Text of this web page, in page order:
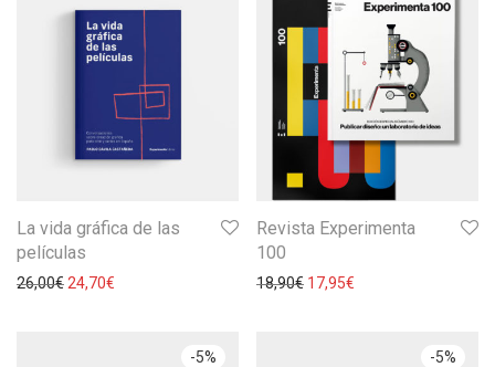
La vida gráfica de las
películas
26,00€ 24,70€
Revista Experimenta
100
18,90€ 17,95€
-5% -5%